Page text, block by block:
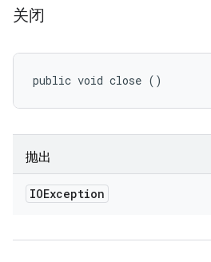
关闭
public void close ()
抛出
IOException